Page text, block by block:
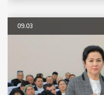
09.03